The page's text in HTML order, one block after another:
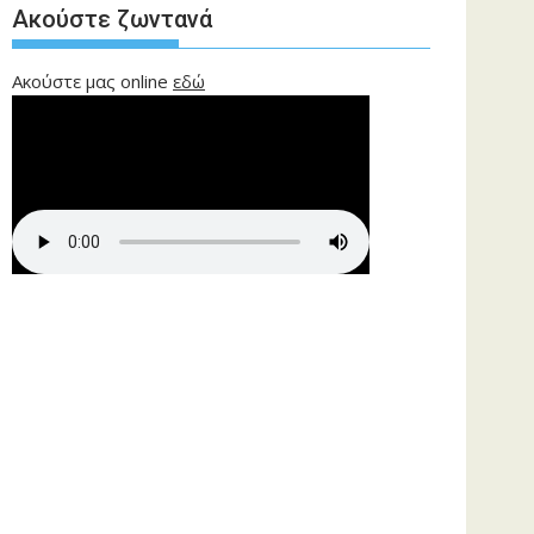
Ακούστε ζωντανά
Ακούστε μας online εδώ